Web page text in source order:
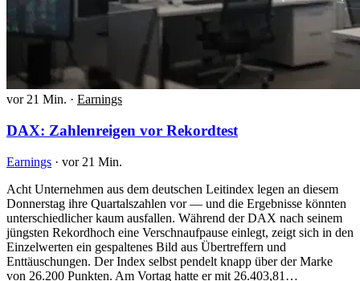
vor 21 Min. · Earnings
DAX: Zahlenreigen vor Rekordtest
Earnings · vor 21 Min.
Acht Unternehmen aus dem deutschen Leitindex legen an diesem
Donnerstag ihre Quartalszahlen vor — und die Ergebnisse könnten
unterschiedlicher kaum ausfallen. Während der DAX nach seinem
jüngsten Rekordhoch eine Verschnaufpause einlegt, zeigt sich in den
Einzelwerten ein gespaltenes Bild aus Übertreffern und
Enttäuschungen. Der Index selbst pendelt knapp über der Marke
von 26.200 Punkten. Am Vortag hatte er mit 26.403,81…